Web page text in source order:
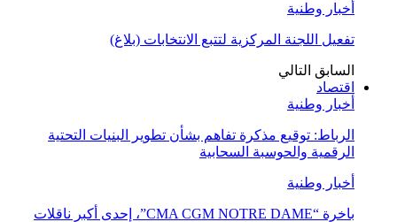
أخبار وطنية
تفعيل اللجنة المركزية لتتبع الانتخابات (بلاغ)
السابقالتالي
اقتصاد
أخبار وطنية
الرباط: توقيع مذكرة تفاهم بشأن تطوير البنيات التحتية
الرقمية والحوسبة السحابية
أخبار وطنية
باخرة “CMA CGM NOTRE DAME”، إحدى أكبر ناقلات